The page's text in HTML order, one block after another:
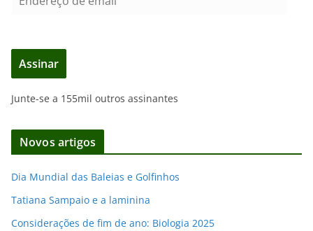
e
e
ç
d
a
i
Assinar
Junte-se a 155mil outros assinantes
Novos artigos
Dia Mundial das Baleias e Golfinhos
Tatiana Sampaio e a laminina
Considerações de fim de ano: Biologia 2025